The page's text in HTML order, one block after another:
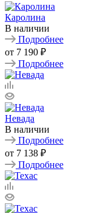
Каролина
В наличии
Подробнее
от 7 190 ₽
Подробнее
Невада
В наличии
Подробнее
от 7 138 ₽
Подробнее